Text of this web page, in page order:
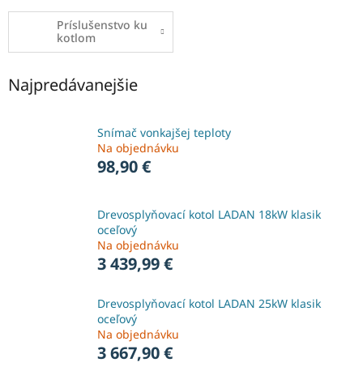
Príslušenstvo ku
kotlom
Najpredávanejšie
Snímač vonkajšej teploty
Na objednávku
98,90 €
Drevosplyňovací kotol LADAN 18kW klasik
oceľový
Na objednávku
3 439,99 €
Drevosplyňovací kotol LADAN 25kW klasik
oceľový
Na objednávku
3 667,90 €